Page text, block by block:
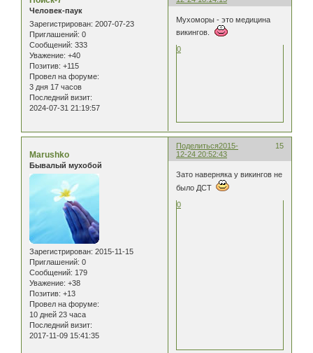
Человек-паук
Зарегистрирован: 2007-07-23
Приглашений: 0
Сообщений: 333
Уважение: +40
Позитив: +115
Провел на форуме:
3 дня 17 часов
Последний визит:
2024-07-31 21:19:57
Мухоморы - это медицина
викингов.
0
Поделиться 15
2015-
12-24 20:52:43
Marushko
Бывалый мухобой
Зарегистрирован: 2015-11-15
Приглашений: 0
Сообщений: 179
Уважение: +38
Позитив: +13
Провел на форуме:
10 дней 23 часа
Последний визит:
2017-11-09 15:41:35
Зато наверняка у викингов не
было ДСТ
0